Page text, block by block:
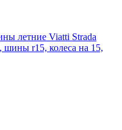
летние Viatti Strada
r15, колеса на 15,